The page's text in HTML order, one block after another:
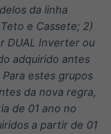
da linha
e Cassete; 2)
DUAL Inverter ou
adquirido antes
estes grupos
da nova regra,
de 01 ano no
a partir de 01